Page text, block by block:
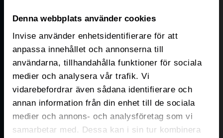
Denna webbplats använder cookies
Invise använder enhetsidentifierare för att
anpassa innehållet och annonserna till
användarna, tillhandahålla funktioner för sociala
medier och analysera vår trafik. Vi
vidarebefordrar även sådana identifierare och
annan information från din enhet till de sociala
medier och annons- och analysföretag som vi
samarbetar med. Dessa kan i sin tur kombinera